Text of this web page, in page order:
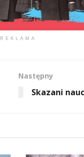
REKLAMA
Następny
Skazani